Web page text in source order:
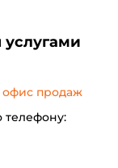
офис продаж
телефону: